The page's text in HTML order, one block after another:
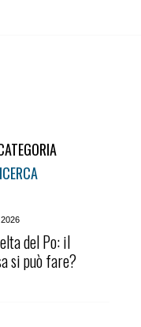
del Po: il
si può fare?